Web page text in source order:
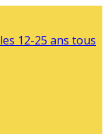
12-25 ans tous